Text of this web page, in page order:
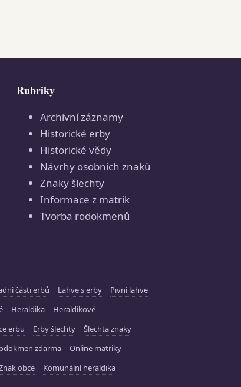
Rubriky
Archivní záznamy
Historické erby
Historické vědy
Návrhy osobních znaků
Znaky šlechty
Informace z matrik
Tvorba rodokmenů
části erbů Lahve s erby
Pivní lahve
Heraldika
Heraldikové
erbu Erby šlechty
Šlechta znaky
zdarma
Online matriky
obce
Komunální heraldika